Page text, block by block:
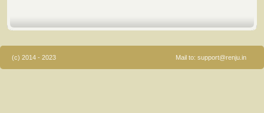
(c) 2014 - 2023 Mail to: support@renju.in